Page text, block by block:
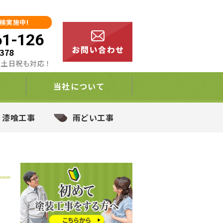
実施中!
126
日祝も対応！
当社について
喰工事 雨どい工事